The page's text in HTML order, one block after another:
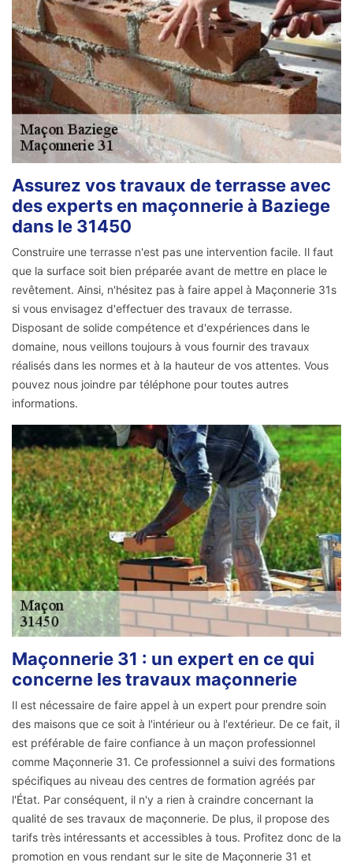
Assurez vos travaux de terrasse avec
des experts en maçonnerie à Baziege
dans le 31450
Construire une terrasse n'est pas une intervention facile. Il faut
que la surface soit bien préparée avant de mettre en place le
revêtement. Ainsi, n'hésitez pas à faire appel à Maçonnerie 31s
si vous envisagez d'effectuer des travaux de terrasse.
Disposant de solide compétence et d'expériences dans le
domaine, nous veillons toujours à vous fournir des travaux
réalisés dans les normes et à la hauteur de vos attentes. Vous
pouvez nous joindre par téléphone pour toutes autres
informations.
Maçonnerie 31 : un expert en ce qui
concerne les travaux maçonnerie
Il est nécessaire de faire appel à un expert pour prendre soin
des maisons que ce soit à l'intérieur ou à l'extérieur. De ce fait, il
est préférable de faire confiance à un maçon professionnel
comme Maçonnerie 31. Ce professionnel a suivi des formations
spécifiques au niveau des centres de formation agréés par
l'État. Par conséquent, il n'y a rien à craindre concernant la
qualité de ses travaux de maçonnerie. De plus, il propose des
tarifs très intéressants et accessibles à tous. Profitez donc de la
promotion en vous rendant sur le site de Maçonnerie 31 et